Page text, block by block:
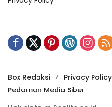
Box Redaksi Privacy Policy
Pedoman Media Siber